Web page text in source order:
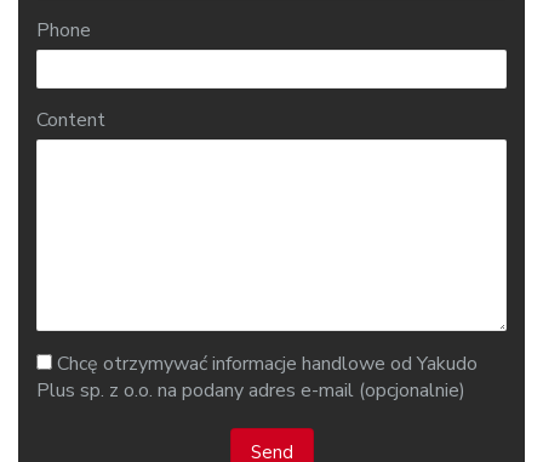
Phone
Content
Chcę otrzymywać informacje handlowe od Yakudo
Plus sp. z o.o. na podany adres e-mail (opcjonalnie)
Send